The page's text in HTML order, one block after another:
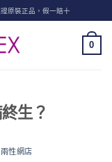
原裝正品，假一賠十
0
生？
性網店